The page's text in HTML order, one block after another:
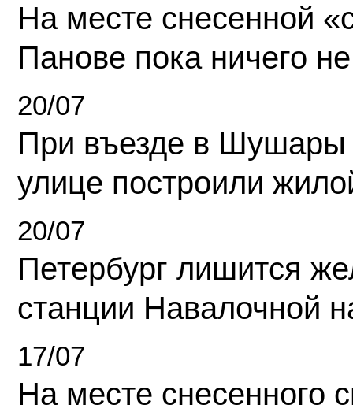
На месте снесенной
Панове пока ничего
20/07
При въезде в Шушары
улице построили
20/07
Петербург лишится
станции Навалочной
17/07
На месте снесенного